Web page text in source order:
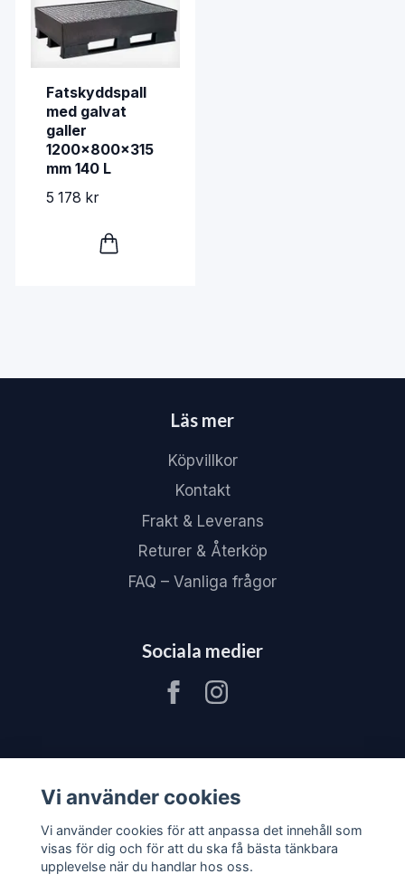
Fatskyddspall
med galvat
galler
1200x800x315
mm 140 L
5 178 kr
Läs mer
Köpvillkor
Kontakt
Frakt & Leverans
Returer & Återköp
FAQ – Vanliga frågor
Sociala medier
Vi använder cookies
Vi använder cookies för att anpassa det innehåll som
visas för dig och för att du ska få bästa tänkbara
upplevelse när du handlar hos oss.